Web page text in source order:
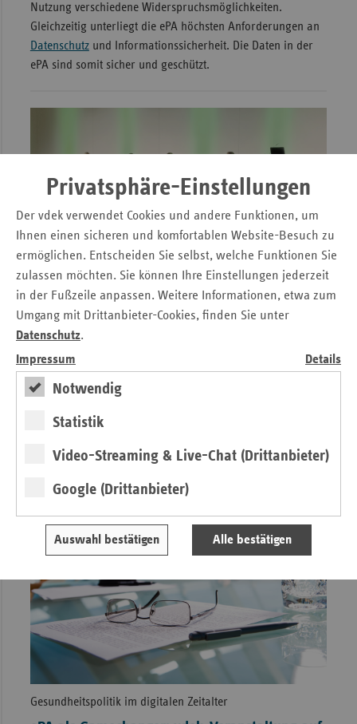
Privatsphäre-Einstellungen
Der vdek verwendet Cookies und andere Funktionen, um
Ihnen einen sicheren und komfortablen Website-Besuch zu
ermöglichen. Entscheiden Sie selbst, welche Funktionen Sie
zulassen möchten. Sie können Ihre Einstellungen jederzeit
in der Fußzeile anpassen. Weitere Informationen, etwa zum
Umgang mit Drittanbieter-Cookies, finden Sie unter
Datenschutz.
Impressum
Details
Notwendig
Statistik
Video-Streaming & Live-Chat (Drittanbieter)
Google (Drittanbieter)
Auswahl bestätigen Alle bestätigen
Nutzung verschiedene Widerspruchsmöglichkeiten.
Gleichzeitig unterliegt die ePA höchsten Anforderungen an
Datenschutzund Informationssicherheit. Die Daten in der
ePA sind somit sicher und geschützt.
ePA – zentraler Schlüssel für die Versorgung
Gesundheitspolitik im digitalen Zeitalter